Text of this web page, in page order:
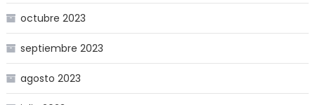
octubre 2023
septiembre 2023
agosto 2023